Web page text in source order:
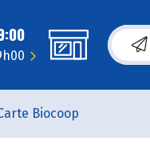
Biocoop